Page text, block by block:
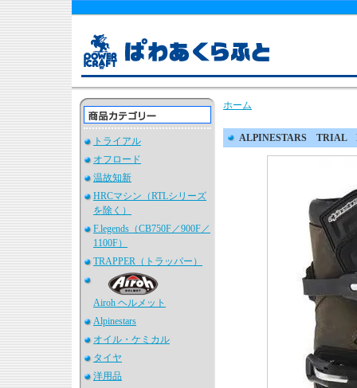
トライアル
オフロード
温故知新
HRCマシン（RTLシリーズ
を除く）
F.legends（CB750F／900F／
1100F）
TRAPPER（トラッパー）
Airoh ヘルメット
Alpinestars
オイル・ケミカル
タイヤ
洋用品
ホーム
ALPINESTARS TRIAL